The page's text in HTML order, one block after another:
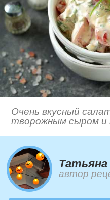
Очень вкусный
творожным сыром и
Татьяна
автор